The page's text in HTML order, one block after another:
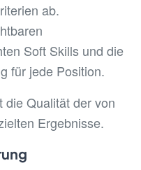
ab.
Soft Skills und die
für jede Position.
die Qualität der von
Ergebnisse.